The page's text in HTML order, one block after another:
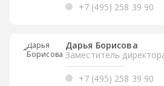
+7 (495) 258 39 90
Дарья Борисова
Заместитель
+7 (495) 258 39 90